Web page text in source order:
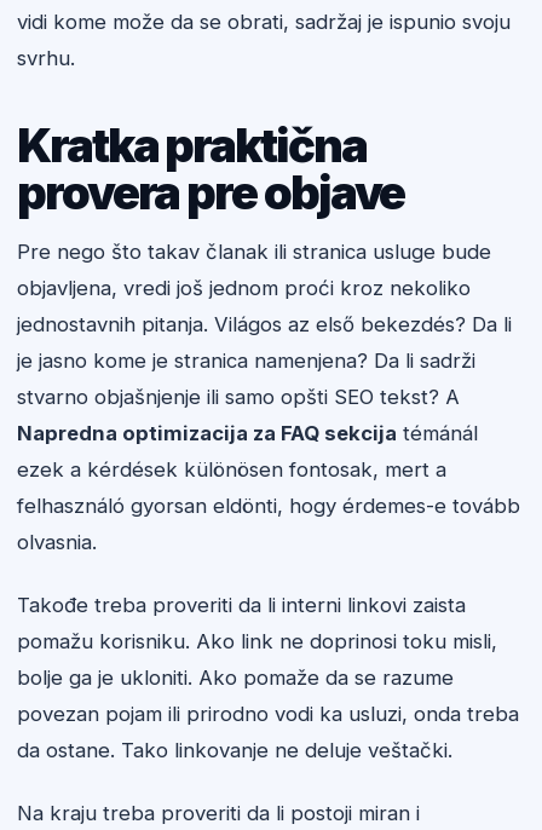
vidi kome može da se obrati, sadržaj je ispunio svoju
svrhu.
Kratka praktična
provera pre objave
Pre nego što takav članak ili stranica usluge bude
objavljena, vredi još jednom proći kroz nekoliko
jednostavnih pitanja. Világos az első bekezdés? Da li
je jasno kome je stranica namenjena? Da li sadrži
stvarno objašnjenje ili samo opšti SEO tekst? A
Napredna optimizacija za FAQ sekcija témánál
ezek a kérdések különösen fontosak, mert a
felhasználó gyorsan eldönti, hogy érdemes-e tovább
olvasnia.
Takođe treba proveriti da li interni linkovi zaista
pomažu korisniku. Ako link ne doprinosi toku misli,
bolje ga je ukloniti. Ako pomaže da se razume
povezan pojam ili prirodno vodi ka usluzi, onda treba
da ostane. Tako linkovanje ne deluje veštački.
Na kraju treba proveriti da li postoji miran i